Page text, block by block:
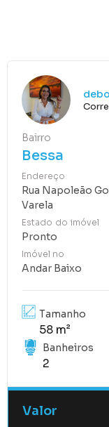
Bairro
Bessa
Endereço
Rua Napoleão
Varela
Estado do imóvel
Pronto
Imóvel no
Andar Baixo
Tamanho
58 m²
Banheiros
2
Valor